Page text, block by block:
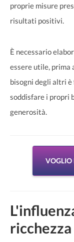
proprie misure
risultati positivi.
È necessario
essere utile, prima
bisogni degli altri è
soddisfare i propri
generosità.
VOGLIO